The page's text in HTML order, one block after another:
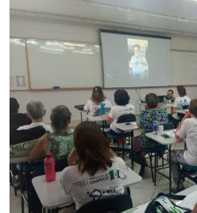
CPA
Biblioteca
Editora
Rádio